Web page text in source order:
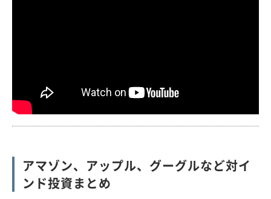
アマゾン、アップル、グーグルなど対イ
ンド投資まとめ